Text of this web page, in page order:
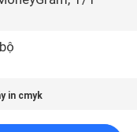
in cmyk